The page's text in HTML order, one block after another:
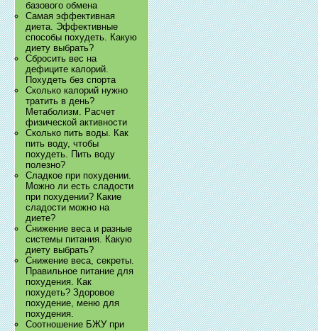
базового обмена
Самая эффективная
диета. Эффективные
способы похудеть. Какую
диету выбрать?
Сбросить вес на
дефиците калорий.
Похудеть без спорта
Сколько калорий нужно
тратить в день?
Метаболизм. Расчет
физической активности
Сколько пить воды. Как
пить воду, чтобы
похудеть. Пить воду
полезно?
Сладкое при похудении.
Можно ли есть сладости
при похудении? Какие
сладости можно на
диете?
Снижение веса и разные
системы питания. Какую
диету выбрать?
Снижение веса, секреты.
Правильное питание для
похудения. Как
похудеть? Здоровое
похудение, меню для
похудения.
Соотношение БЖУ при